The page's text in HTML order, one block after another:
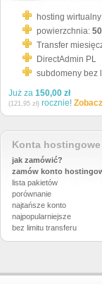
hosting wirtualny
powierzchnia:
Transfer
DirectAdmin PL
subdomeny bez
Już za 150,00 zł
(121,95 zł) rocznie!
Konta hostingowe
jak zamówić?
zamów konto
lista pakietów
porównanie
najtańsze konto
najpopularniejsze
bez limitu transferu